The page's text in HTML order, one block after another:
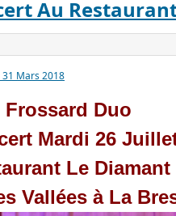
Au
31 Mars 2018
Frossard Duo
Mardi 26
Le Diamant
Vallées à La